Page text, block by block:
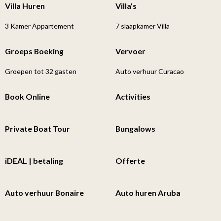
Villa Huren
3 Kamer Appartement
Villa's
7 slaapkamer Villa
Groeps Boeking
Groepen tot 32 gasten
Vervoer
Auto verhuur Curacao
Book Online Activities
Private Boat Tour Bungalows
iDEAL | betaling Offerte
Auto verhuur Bonaire Auto huren Aruba